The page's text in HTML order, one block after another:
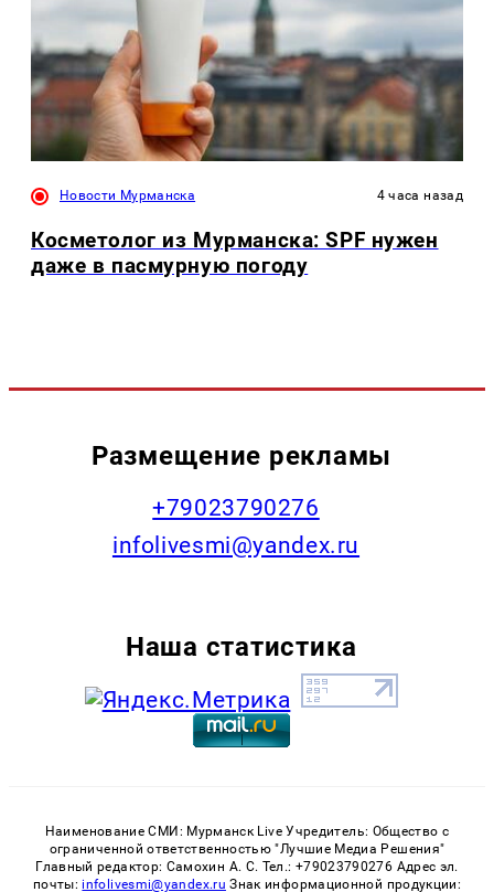
Новости Мурманска 4 часа назад
Косметолог из Мурманска: SPF нужен
даже в пасмурную погоду
Размещение рекламы
+79023790276
infolivesmi@yandex.ru
Наша статистика
Наименование СМИ: Мурманск Live Учредитель: Общество с
ограниченной ответственностью "Лучшие Медиа Решения"
Главный редактор: Самохин А. С. Тел.: +79023790276 Адрес эл.
почты: infolivesmi@yandex.ru Знак информационной продукции: